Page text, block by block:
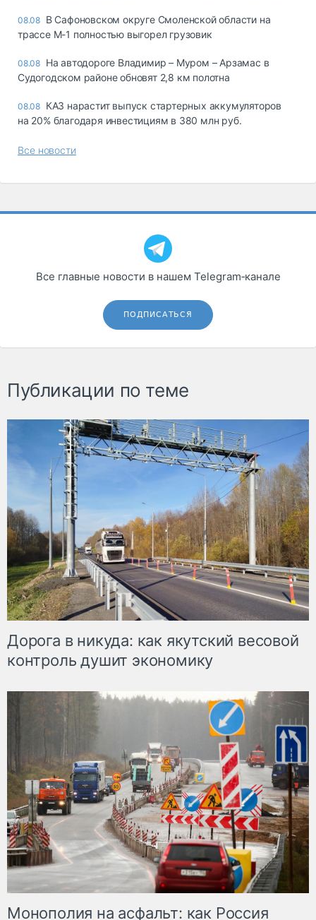
08.08 В Сафоновском округе Смоленской области на
трассе М-1 полностью выгорел грузовик
08.08 На автодороге Владимир – Муром – Арзамас в
Судогодском районе обновят 2,8 км полотна
08.08 КАЗ нарастит выпуск стартерных аккумуляторов
на 20% благодаря инвестициям в 380 млн руб.
Все новости
Все главные новости в нашем Telegram‑канале
ПОДПИСАТЬСЯ
Публикации по теме
Дорога в никуда: как якутский весовой
контроль душит экономику
Монополия на асфальт: как Россия